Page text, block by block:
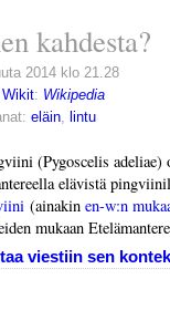
kahdesta?
2014 klo 21.28
Wikit: Wikipedia
eläin, lintu
(Pygoscelis
elävistä
(ainakin en-w:n
mukaan
viestiin sen